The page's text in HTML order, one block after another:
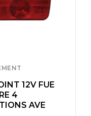
12V FUE
4
AVE